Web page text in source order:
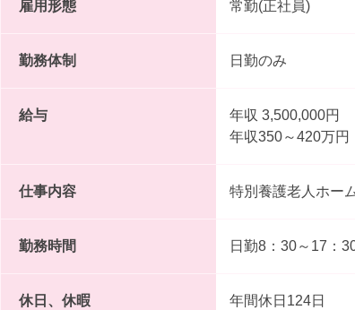
雇用形態 常勤(正社員)
勤務体制 日勤のみ
給与
年収 3,500,000円
年収350～420万円
仕事内容 特別養護老人ホー
勤務時間 日勤8：30～17：
休日、休暇
年間休日124日